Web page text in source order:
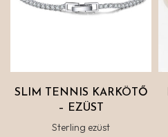
SLIM TENNIS KARKÖTŐ
– EZÜST
Sterling ezüst